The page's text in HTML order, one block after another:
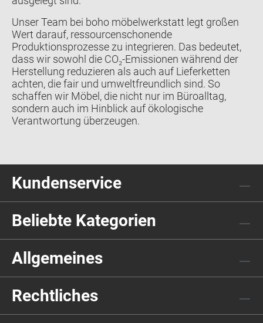
Unser Team bei boho möbelwerkstatt legt großen
Wert darauf, ressourcenschonende
Produktionsprozesse zu integrieren. Das bedeutet,
dass wir sowohl die CO₂-Emissionen während der
Herstellung reduzieren als auch auf Lieferketten
achten, die fair und umweltfreundlich sind. So
schaffen wir Möbel, die nicht nur im Büroalltag,
sondern auch im Hinblick auf ökologische
Verantwortung überzeugen.
Kundenservice
Beliebte Kategorien
Allgemeines
Rechtliches